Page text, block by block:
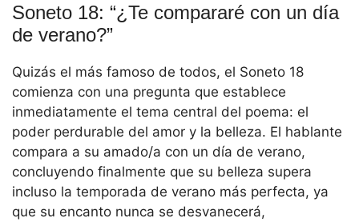
Soneto 18: “¿Te compararé con un día
de verano?”
Quizás el más famoso de todos, el Soneto 18
comienza con una pregunta que establece
inmediatamente el tema central del poema: el
poder perdurable del amor y la belleza. El hablante
compara a su amado/a con un día de verano,
concluyendo finalmente que su belleza supera
incluso la temporada de verano más perfecta, ya
que su encanto nunca se desvanecerá,